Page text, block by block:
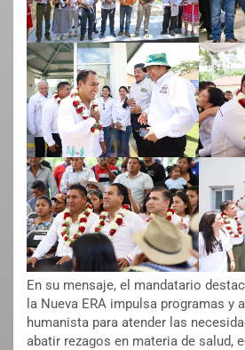
En su mensaje, el mandatario
la Nueva ERA impulsa programas y
humanista para atender las
abatir rezagos en materia de salud,